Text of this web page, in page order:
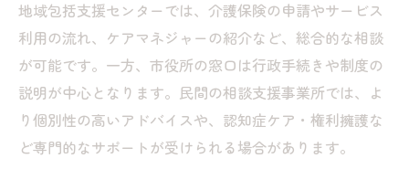
地域包括支援センターでは、介護保険の申請やサービス
利用の流れ、ケアマネジャーの紹介など、総合的な相談
が可能です。一方、市役所の窓口は行政手続きや制度の
説明が中心となります。民間の相談支援事業所では、よ
り個別性の高いアドバイスや、認知症ケア・権利擁護な
ど専門的なサポートが受けられる場合があります。